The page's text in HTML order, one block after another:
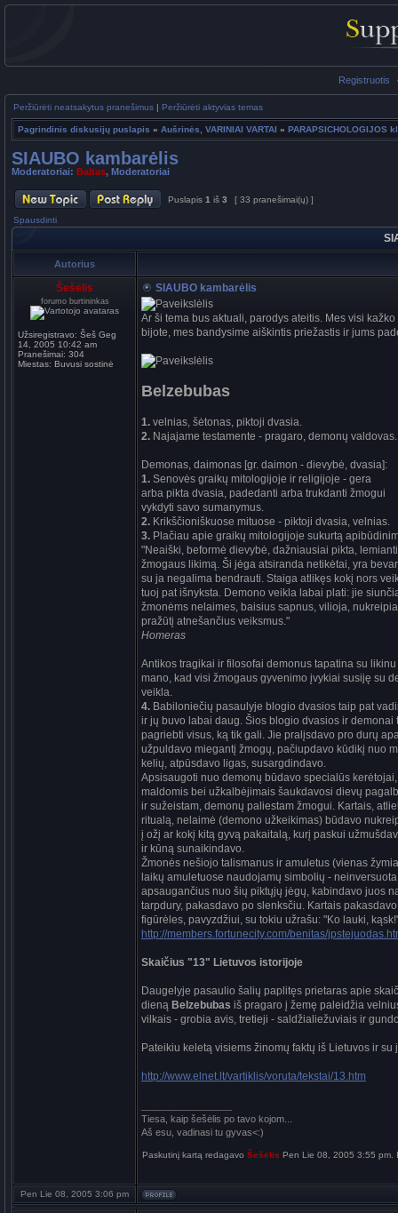
Registruotis
Peržiūrėti neatsakytus pranešimus | Peržiūrėti aktyvias temas
Pagrindinis diskusijų puslapis » Aušrinės, VARINIAI VARTAI » PARAPSICHOLOGIJOS
SIAUBO kambarėlis
Moderatoriai: Baltas, Moderatoriai
Puslapis 1 iš 3 [ 33 pranešimai(ų) ]
Spausdinti
Autorius
Šešėlis
forumo burtininkas
Užsiregistravo: Šeš Geg
14, 2005 10:42 am
Pranešimai: 304
Miestas: Buvusi sostinė
SIAUBO kambarėlis
Ar ši tema bus aktuali, parodys ateitis. Mes visi
bijote, mes bandysime aiškintis priežastis ir jums
Belzebubas
1. velnias, šėtonas, piktoji dvasia.
2. Najajame testamente - pragaro, demonų valdovas.
Demonas, daimonas [gr. daimon - dievybė, dvasia]:
1. Senovės graikų mitologijoje ir religijoje - gera
arba pikta dvasia, padedanti arba trukdanti žmogui
vykdyti savo sumanymus.
2. Krikščioniškuose mituose - piktoji dvasia, velnias.
3. Plačiau apie graikų mitologijoje sukurtą
"Neaiški, beformė dievybė, dažniausiai pikta, lemianti
žmogaus likimą. Ši jėga atsiranda netikėtai, yra
su ja negalima bendrauti. Staiga atlikęs kokį nors
tuoj pat išnyksta. Demono veikla labai plati: jie
žmonėms nelaimes, baisius sapnus, vilioja,
pražūtį atnešančius veiksmus."
Homeras
Antikos tragikai ir filosofai demonus tapatina su likinu
mano, kad visi žmogaus gyvenimo įvykiai susiję su
veikla.
4. Babiloniečių pasaulyje blogio dvasios taip pat
ir jų buvo labai daug. Šios blogio dvasios ir demonai
pagriebti visus, ką tik gali. Jie pralįsdavo pro durų
užpuldavo miegantį žmogų, pačiupdavo kūdikį nuo
kelių, atpūsdavo ligas, susargdindavo.
Apsisaugoti nuo demonų būdavo specialūs
maldomis bei užkalbėjimais šaukdavosi dievų
ir sužeistam, demonų paliestam žmogui. Kartais,
ritualą, nelaimė (demono užkeikimas) būdavo
į ožį ar kokį kitą gyvą pakaitalą, kurį paskui
ir kūną sunaikindavo.
Žmonės nešiojo talismanus ir amuletus (vienas
laikų amuletuose naudojamų simbolių -
apsaugančius nuo šių piktųjų jėgų, kabindavo juos
tarpdury, pakasdavo po slenksčiu. Kartais
figūrėles, pavyzdžiui, su tokiu užrašu: "Ko lauki,
http://members.fortunecity.com/benitas/
Skaičius "13" Lietuvos istorijoje
Daugelyje pasaulio šalių paplitęs prietaras apie
dieną Belzebubas iš pragaro į žemę paleidžia
vilkais - grobia avis, tretieji - saldžialiežuviais ir
Pateikiu keletą visiems žinomų faktų iš Lietuvos ir
http://www.elnet.lt/vartiklis/voruta/tekstai/13.htm
Tiesa, kaip šešėlis po tavo kojom...
Aš esu, vadinasi tu gyvas<:)
Paskutinį kartą redagavo Šešėlis Pen Lie 08, 2005 3:55 pm.
Pen Lie 08, 2005 3:06 pm